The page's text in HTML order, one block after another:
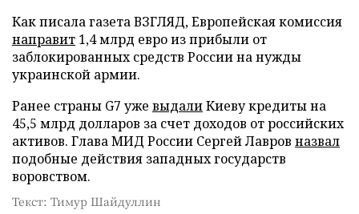
Как писала газета ВЗГЛЯД, Европейская комиссия
направит 1,4 млрд евро из прибыли от
заблокированных средств России на нужды
украинской армии.
Ранее страны G7 уже выдалиКиеву кредиты на
45,5 млрд долларов за счет доходов от российских
активов. Глава МИД России Сергей Лавров назвал
подобные действия западных государств
воровством.
Текст: Тимур Шайдуллин